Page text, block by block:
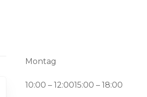
Montag
10:00 – 12:0015:00 – 18:00